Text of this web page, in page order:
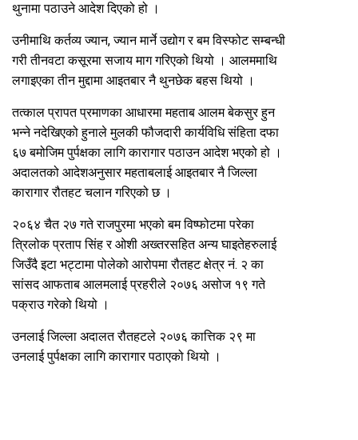
थुनामा पठाउने आदेश दिएको हो ।
उनीमाथि कर्तव्य ज्यान, ज्यान मार्ने उद्योग र बम विस्फोट सम्बन्धी
गरी तीनवटा कसूरमा सजाय माग गरिएको थियो । आलममाथि
लगाइएका तीन मुद्दामा आइतबार नै थुनछेक बहस थियो ।
तत्काल प्रापत प्रमाणका आधारमा महताब आलम बेकसुर हुन
भन्ने नदेखिएको हुनाले मुलकी फौजदारी कार्यविधि संहिता दफा
६७ बमोजिम पुर्पक्षका लागि कारागार पठाउन आदेश भएको हो ।
अदालतको आदेशअनुसार महताबलाई आइतबार नै जिल्ला
कारागार रौतहट चलान गरिएको छ ।
२०६४ चैत २७ गते राजपुरमा भएको बम विष्फोटमा परेका
त्रिलोक प्रताप सिंह र ओशी अख्तरसहित अन्य घाइतेहरुलाई
जिउँदै इटा भट्टामा पोलेको आरोपमा रौतहट क्षेत्र नं. २ का
सांसद आफताब आलमलाई प्रहरीले २०७६ असोज १९ गते
पक्राउ गरेको थियो ।
उनलाई जिल्ला अदालत रौतहटले २०७६ कात्तिक २९ मा
उनलाई पुर्पक्षका लागि कारागार पठाएको थियो ।